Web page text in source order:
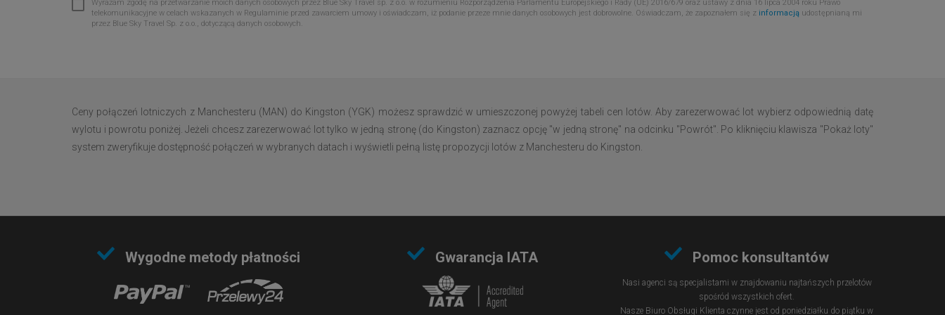
Wyrażam zgodę na przetwarzanie moich danych osobowych przez Blue Sky Travel sp. z o.o. w rozumieniu Rozporządzenia Parlamentu Europejskiego i Rady (UE) 2016/679 oraz ustawy z dnia 16 lipca 2004 roku Prawo
telekomunikacyjne w celach wskazanych w Regulaminie przed zawarciem umowy i oświadczam, iż podanie przeze mnie danych osobowych jest dobrowolne. Oświadczam, że zapoznałem się z informacją udostępnianą mi
przez Blue Sky Travel Sp. z o.o., dotyczącą danych osobowych.
Ceny połączeń lotniczych z Manchesteru (MAN) do Kingston (YGK) możesz sprawdzić w umieszczonej powyżej tabeli cen lotów. Aby zarezerwować lot wybierz odpowiednią datę
wylotu i powrotu poniżej. Jeżeli chcesz zarezerwować lot tylko w jedną stronę (do Kingston) zaznacz opcję "w jedną stronę" na odcinku "Powrót". Po kliknięciu klawisza "Pokaż loty"
system zweryfikuje dostępność połączeń w wybranych datach i wyświetli pełną listę propozycji lotów z Manchesteru do Kingston.
Wygodne metody płatności Gwarancja IATA Pomoc konsultantów
Nasi agenci są specjalistami w znajdowaniu najtańszych przelotów
spośród wszystkich ofert.
Nasze Biuro Obsługi Klienta czynne jest od poniedziałku do piątku w